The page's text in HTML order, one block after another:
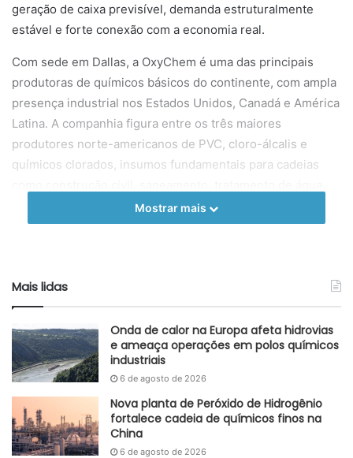
geração de caixa previsível, demanda estruturalmente
estável e forte conexão com a economia real.
Com sede em Dallas, a OxyChem é uma das principais
produtoras de químicos básicos do continente, com ampla
presença industrial nos Estados Unidos, Canadá e América
Latina. A companhia figura entre os três maiores
produtores norte-americanos de PVC, cloro-álcalis e
químicos clorados, insumos fundamentais para cadeias
papel e celulose, produtos de limpeza, indústria
metalúrgica e operações de petróleo e gás. A escala
empresa no fornecimento de materiais críticos.
Hathaway de priorizar empresas com vantagens
competitivas claras e demanda previsível. A manutenção
de Wade Alleman como presidente e CEO garante
continuidade da gestão e reduz riscos no período pós-
aquisição. No conjunto, o negócio fortalece o portfólio
industrial do conglomerado e consolida a OxyChem como
Mostrar mais
Mais lidas
Onda de calor na Europa afeta hidrovias
e ameaça operações em polos químicos
industriais
6 de agosto de 2026
Nova planta de Peróxido de Hidrogênio
fortalece cadeia de químicos finos na
China
6 de agosto de 2026